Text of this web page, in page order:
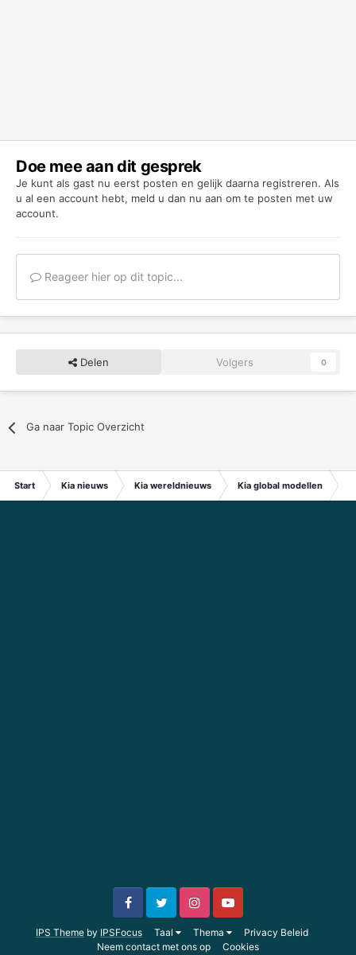
Doe mee aan dit gesprek
Je kunt als gast nu eerst posten en gelijk daarna registreren. Als
u al een account hebt, meld u dan nu aan om te posten met uw
account.
Reageer hier op dit topic...
Delen Volgers 0
Ga naar Topic Overzicht
Start Kia nieuws Kia wereldnieuws Kia global modellen
IPS Theme by IPSFocus Taal Thema
Privacy Beleid
Neem contact met ons op
Cookies